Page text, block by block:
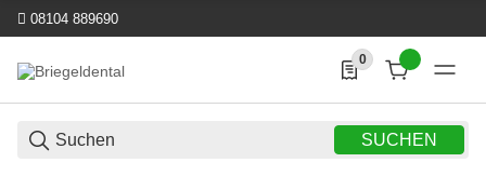
08104 889690
SUCHEN
0
0 Produkte in der